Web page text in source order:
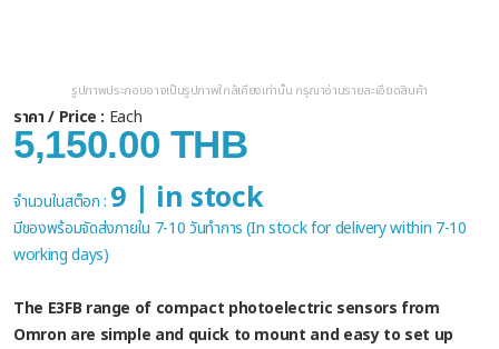
รูปภาพประกอบอาจเป็นรูปภาพใกล้เคียงเท่านั้น กรุณาอ่านรายละเอียดสินค้า
ราคา / Price : Each
5,150.00 THB
จำนวนในสต็อก : 9 | in stock
มีของพร้อมจัดส่งภายใน 7-10 วันทำการ (In stock for delivery within 7-10
working days)
The E3FB range of compact photoelectric sensors from
Omron are simple and quick to mount and easy to set up